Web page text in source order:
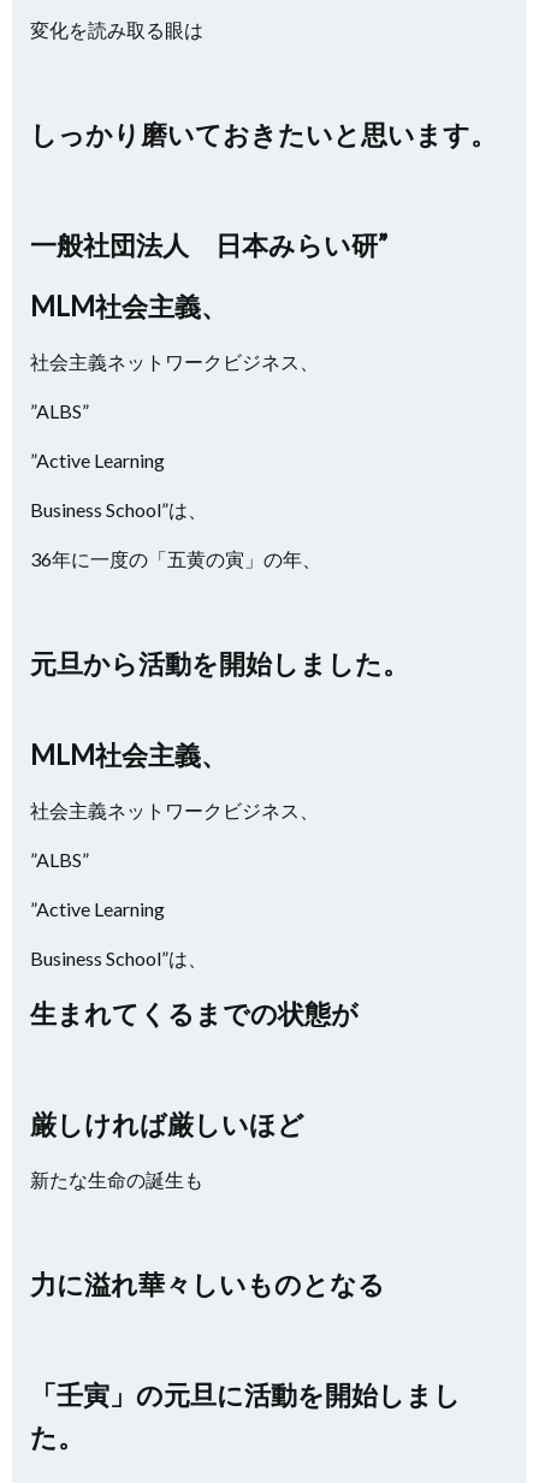
変化を読み取る眼は
しっかり磨いておきたいと思います。
一般社団法人 日本みらい研”
MLM社会主義、
社会主義ネットワークビジネス、
”ALBS”
”Active Learning
Business School”は、
36年に一度の「五黄の寅」の年、
元旦から活動を開始しました。
MLM社会主義、
社会主義ネットワークビジネス、
”ALBS”
”Active Learning
Business School”は、
生まれてくるまでの状態が
厳しければ厳しいほど
新たな生命の誕生も
力に溢れ華々しいものとなる
「壬寅」の元旦に活動を開始しまし
た。